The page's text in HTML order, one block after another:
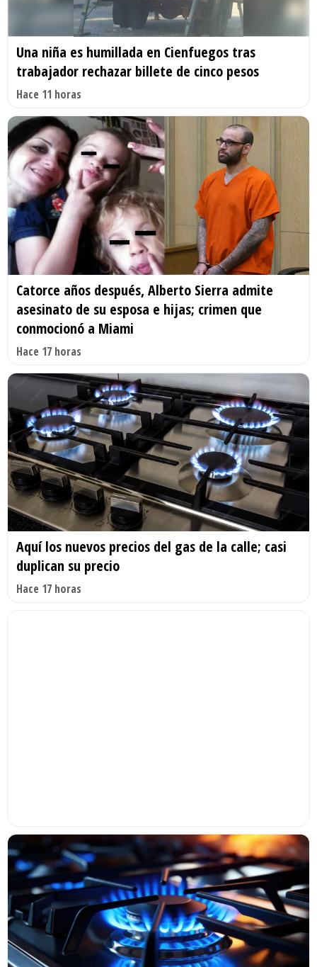
Una niña es humillada en Cienfuegos tras
trabajador rechazar billete de cinco pesos
Hace 11 horas
Catorce años después, Alberto Sierra admite
asesinato de su esposa e hijas; crimen que
conmocionó a Miami
Hace 17 horas
Aquí los nuevos precios del gas de la calle; casi
duplican su precio
Hace 17 horas